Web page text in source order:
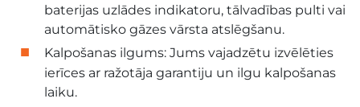
baterijas uzlādes indikatoru, tālvadības pulti vai
automātisko gāzes vārsta atslēgšanu.
Kalpošanas ilgums: Jums vajadzētu izvēlēties
ierīces ar ražotāja garantiju un ilgu kalpošanas
laiku.